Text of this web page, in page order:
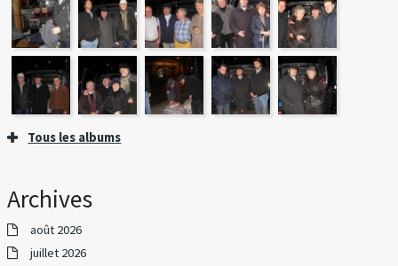
Tous les albums
Archives
août 2026
juillet 2026